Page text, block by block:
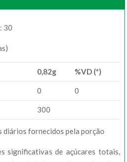
30
0,82g %VD (*)
0 0
300
diários fornecidos pela porção
significativas de açúcares totais,